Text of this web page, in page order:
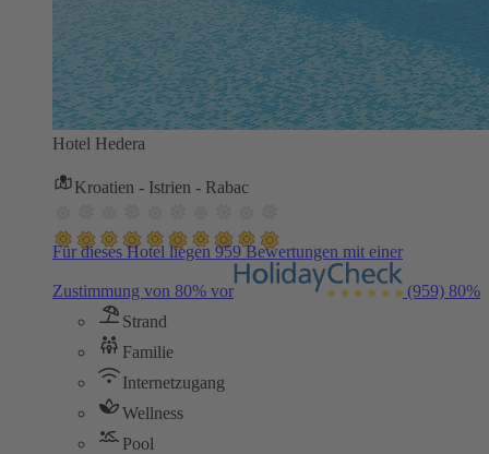
Hotel Hedera
Kroatien - Istrien - Rabac
Für dieses Hotel liegen 959 Bewertungen mit einer
Zustimmung von 80% vor (959) 80%
Strand
Familie
Internetzugang
Wellness
Pool